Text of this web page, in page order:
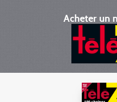
Acheter un